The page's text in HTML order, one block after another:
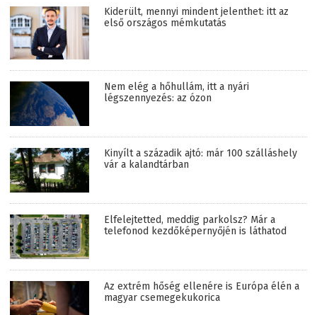
Kiderült, mennyi mindent jelenthet: itt az
első országos mémkutatás
Nem elég a hőhullám, itt a nyári
légszennyezés: az ózon
Kinyílt a századik ajtó: már 100 szálláshely
vár a kalandtárban
Elfelejtetted, meddig parkolsz? Már a
telefonod kezdőképernyőjén is láthatod
Az extrém hőség ellenére is Európa élén a
magyar csemegekukorica